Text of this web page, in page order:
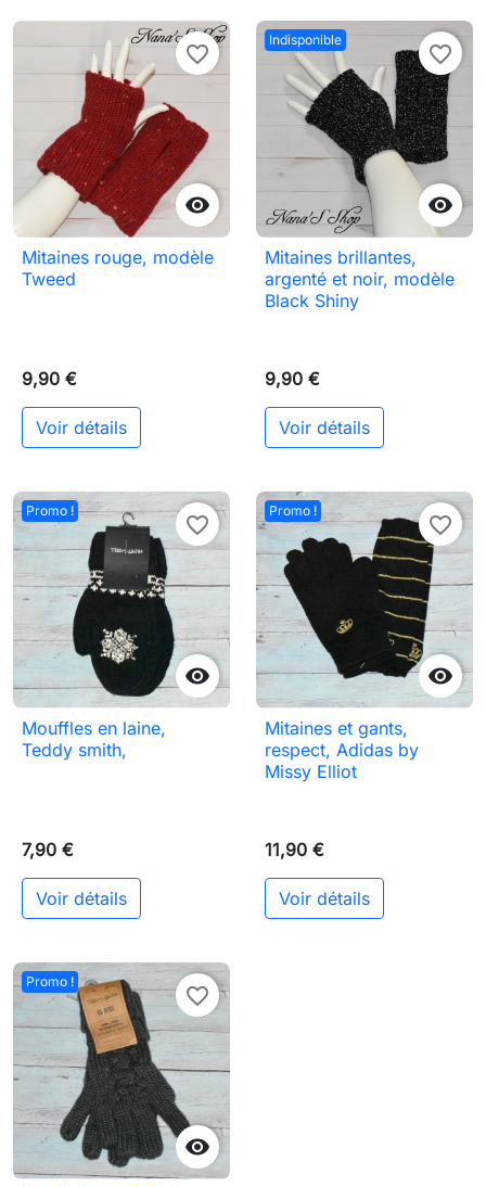

favorite_border
Mitaines rouge, modèle
Tweed
9,90 €
Voir détails
Indisponible

favorite_border
Mitaines brillantes,
argenté et noir, modèle
Black Shiny
9,90 €
Voir détails
Promo !

favorite_border
Mouffles en laine,
Teddy smith,
7,90 €
Voir détails
Promo !

favorite_border
Mitaines et gants,
respect, Adidas by
Missy Elliot
11,90 €
Voir détails
Promo !

favorite_border